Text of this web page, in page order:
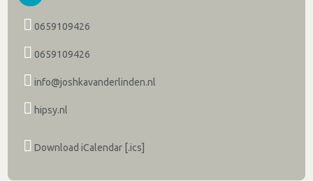
0659109426
0659109426
info@joshkavanderlinden.nl
hipsy.nl
Download iCalendar [.ics]